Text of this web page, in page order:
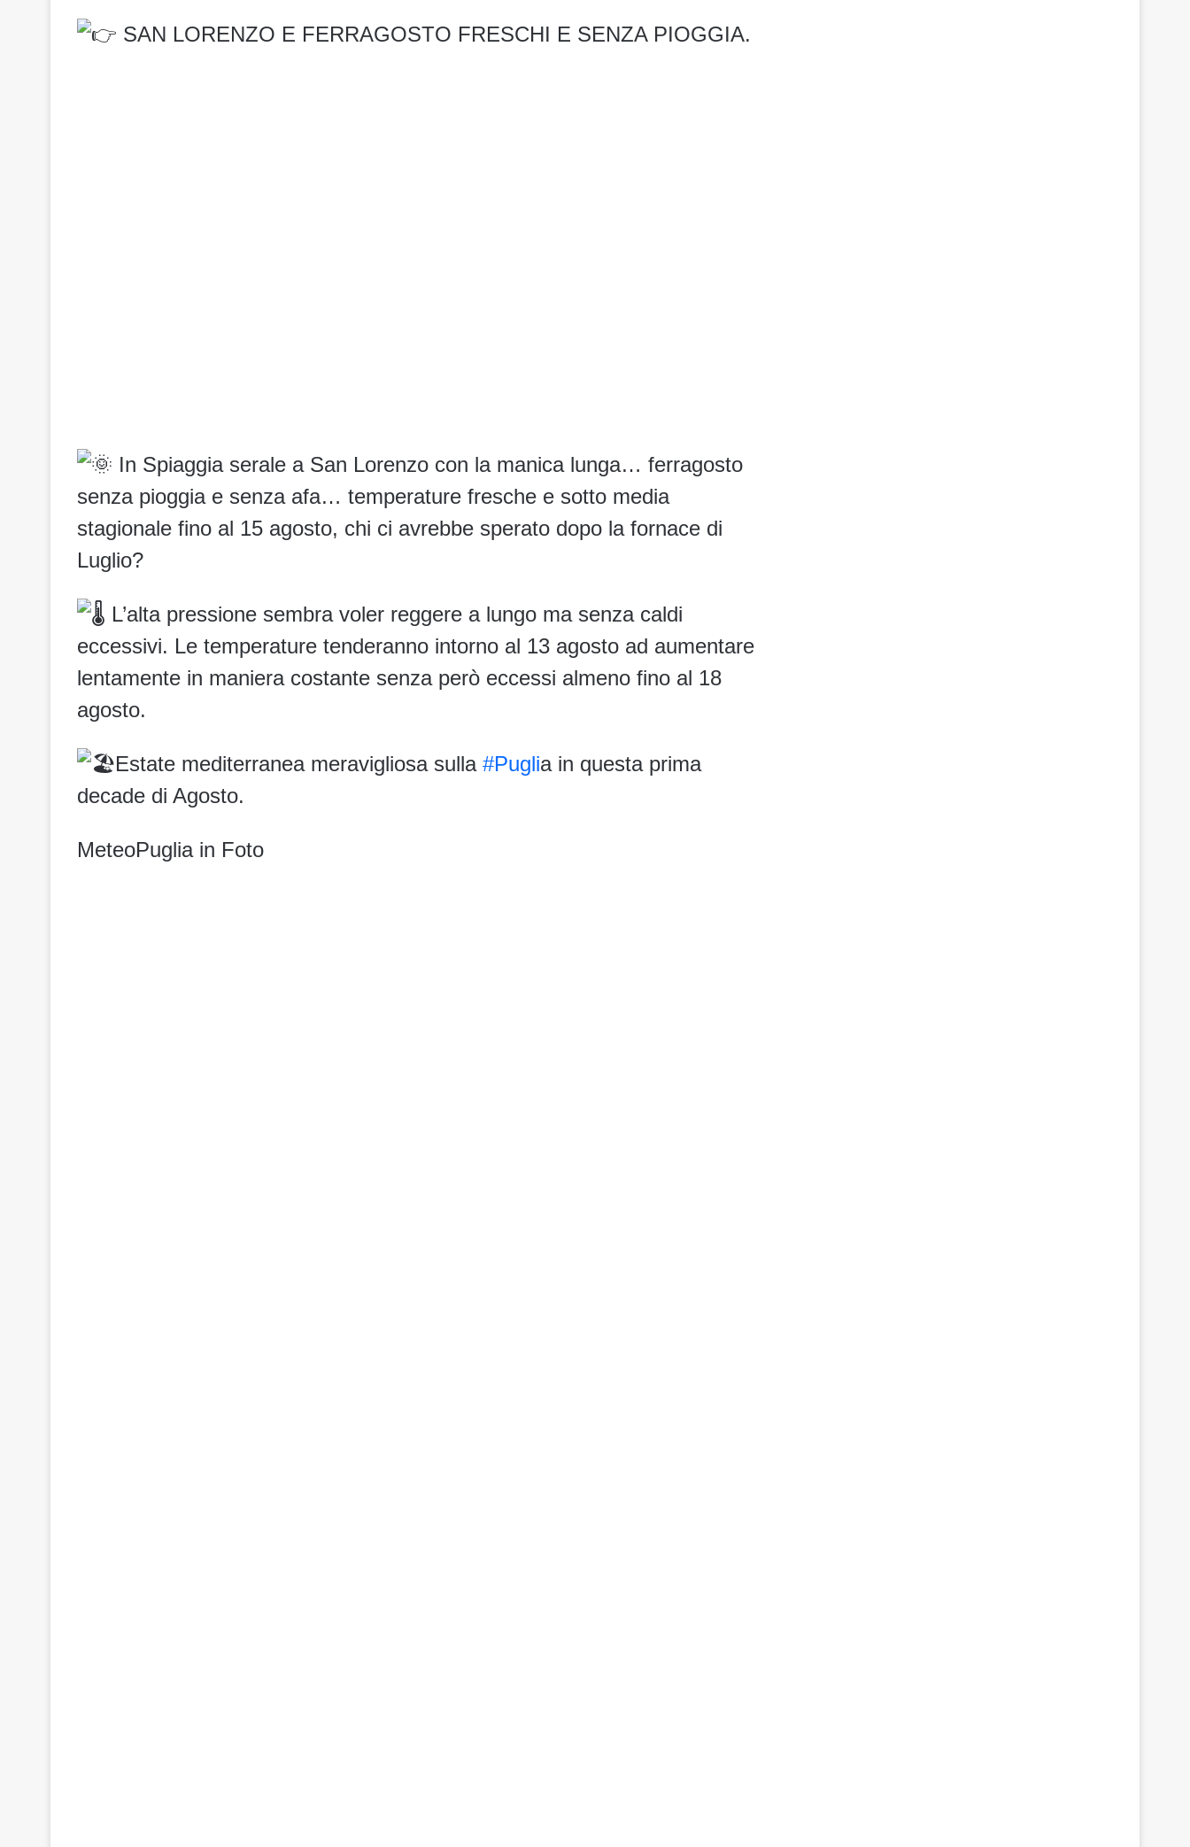
SAN LORENZO E FERRAGOSTO FRESCHI E SENZA PIOGGIA.
In Spiaggia serale a San Lorenzo con la manica lunga… ferragosto
senza pioggia e senza afa… temperature fresche e sotto media
stagionale fino al 15 agosto, chi ci avrebbe sperato dopo la fornace di
Luglio?
L’alta pressione sembra voler reggere a lungo ma senza caldi
eccessivi. Le temperature tenderanno intorno al 13 agosto ad aumentare
lentamente in maniera costante senza però eccessi almeno fino al 18
agosto.
Estate mediterranea meravigliosa sulla#Puglia in questa prima
decade di Agosto.
MeteoPuglia in Foto